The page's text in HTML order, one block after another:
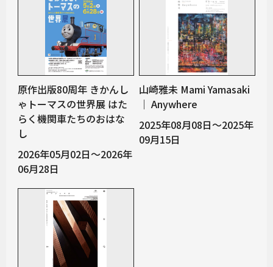
原作出版80周年 きかんし
ゃトーマスの世界展 はた
らく機関車たちのおはな
し
2026年05月02日～2026年
06月28日
山崎雅未 Mami Yamasaki
｜ Anywhere
2025年08月08日～2025年
09月15日